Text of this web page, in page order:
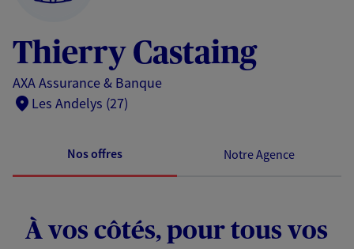
Thierry Castaing
AXA Assurance & Banque
Les Andelys (27)
Nos offres Notre Agence
À vos côtés, pour tous vos